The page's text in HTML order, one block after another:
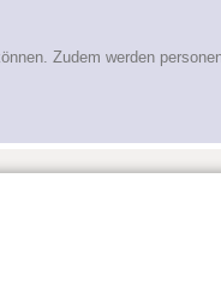
Zudem werden